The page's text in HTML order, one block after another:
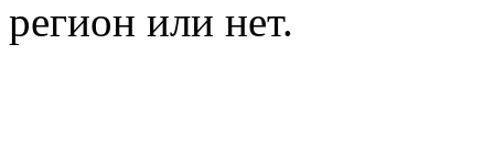
регион или нет.